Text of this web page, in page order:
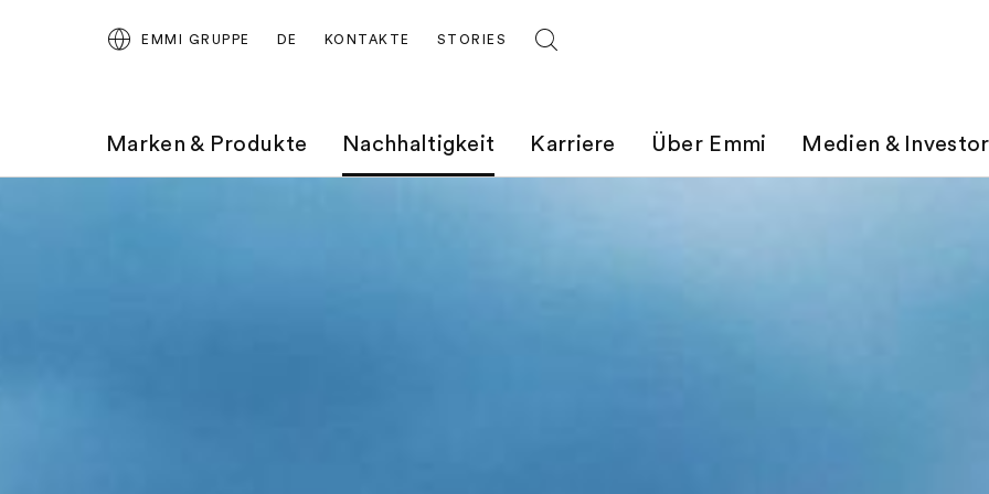
Marken & Produkte Nachhaltigkeit Karriere Über Emmi Medien &
EMMI GRUPPE DE KONTAKTE STORIES